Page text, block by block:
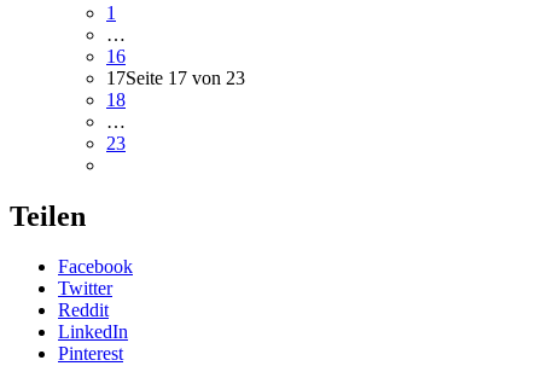
1
…
16
17Seite 17 von 23
18
…
23
Teilen
Facebook
Twitter
Reddit
LinkedIn
Pinterest